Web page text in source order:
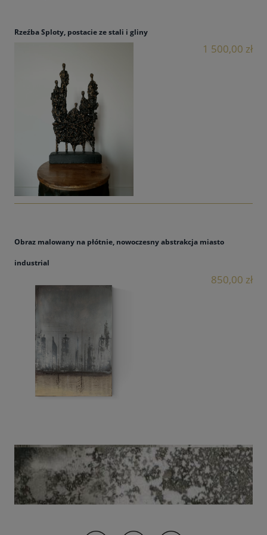
Rzeźba Sploty, postacie ze stali i gliny
1 500,00 zł
Obraz malowany na płótnie, nowoczesny abstrakcja miasto
industrial
850,00 zł